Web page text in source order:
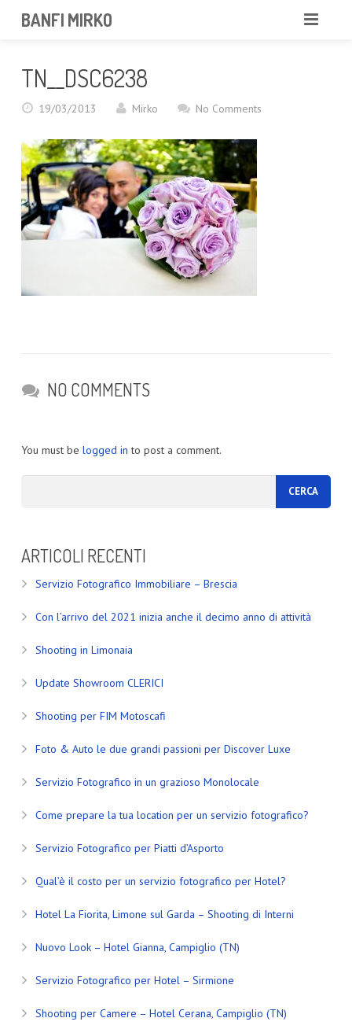
BANFI MIRKO
PORTFOLIO
SERVIZI
NEWS
TN__DSC6238
19/03/2013 Mirko No Comments
NO COMMENTS
You must be logged in to post a comment.
ARTICOLI RECENTI
Servizio Fotografico Immobiliare – Brescia
Con l’arrivo del 2021 inizia anche il decimo anno di attività
Shooting in Limonaia
Update Showroom CLERICI
Shooting per FIM Motoscafi
Foto & Auto le due grandi passioni per Discover Luxe
Servizio Fotografico in un grazioso Monolocale
Come prepare la tua location per un servizio fotografico?
Servizio Fotografico per Piatti d’Asporto
Qual’è il costo per un servizio fotografico per Hotel?
Hotel La Fiorita, Limone sul Garda – Shooting di Interni
Nuovo Look – Hotel Gianna, Campiglio (TN)
Servizio Fotografico per Hotel – Sirmione
Shooting per Camere – Hotel Cerana, Campiglio (TN)